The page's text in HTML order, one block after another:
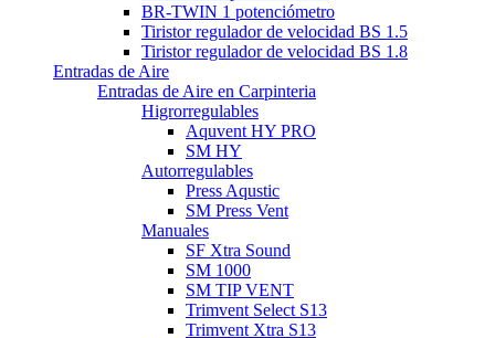
BR-TWIN 1 potenciómetro
Tiristor regulador de velocidad BS 1.5
Tiristor regulador de velocidad BS 1.8
Entradas de Aire
Entradas de Aire en Carpinteria
Higrorregulables
Aquvent HY PRO
SM HY
Autorregulables
Press Aqustic
SM Press Vent
Manuales
SF Xtra Sound
SM 1000
SM TIP VENT
Trimvent Select S13
Trimvent Xtra S13